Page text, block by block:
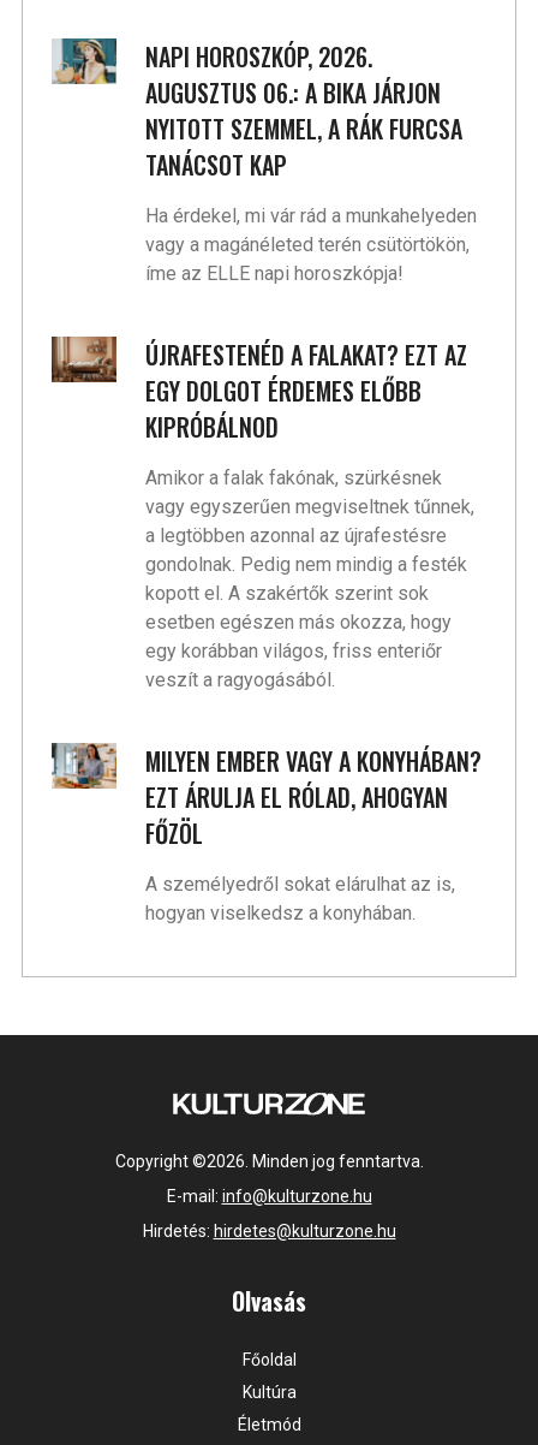
NAPI HOROSZKÓP, 2026.
AUGUSZTUS 06.: A BIKA JÁRJON
NYITOTT SZEMMEL, A RÁK FURCSA
TANÁCSOT KAP
Ha érdekel, mi vár rád a munkahelyeden
vagy a magánéleted terén csütörtökön,
íme az ELLE napi horoszkópja!
ÚJRAFESTENÉD A FALAKAT? EZT AZ
EGY DOLGOT ÉRDEMES ELŐBB
KIPRÓBÁLNOD
Amikor a falak fakónak, szürkésnek
vagy egyszerűen megviseltnek tűnnek,
a legtöbben azonnal az újrafestésre
gondolnak. Pedig nem mindig a festék
kopott el. A szakértők szerint sok
esetben egészen más okozza, hogy
egy korábban világos, friss enteriőr
veszít a ragyogásából.
MILYEN EMBER VAGY A KONYHÁBAN?
EZT ÁRULJA EL RÓLAD, AHOGYAN
FŐZÖL
A személyedről sokat elárulhat az is,
hogyan viselkedsz a konyhában.
Copyright ©2026. Minden jog fenntartva.
E-mail: info@kulturzone.hu
Hirdetés: hirdetes@kulturzone.hu
Olvasás
Főoldal
Kultúra
Életmód